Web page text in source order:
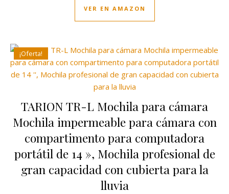
VER EN AMAZON
¡Oferta!
TARION TR-L Mochila para cámara
Mochila impermeable para cámara con
compartimento para computadora
portátil de 14 », Mochila profesional de
gran capacidad con cubierta para la
lluvia